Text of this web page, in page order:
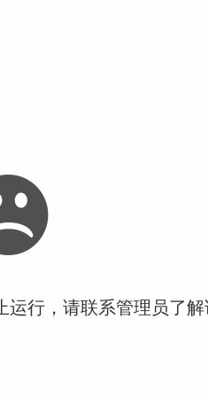
运行，请联系管理员了